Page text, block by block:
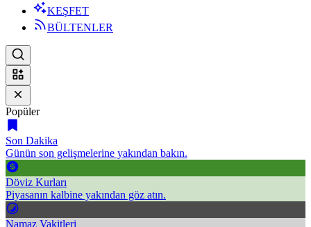
KEŞFET
BÜLTENLER
Popüler
Son Dakika
Günün son gelişmelerine yakından bakın.
Döviz Kurları
Piyasanın kalbine yakından göz atın.
Namaz Vakitleri